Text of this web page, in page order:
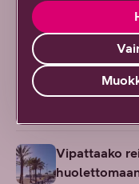
Lue lisää
Uuden älyn
Vipattaako